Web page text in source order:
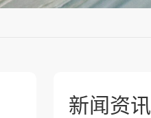
新闻资讯